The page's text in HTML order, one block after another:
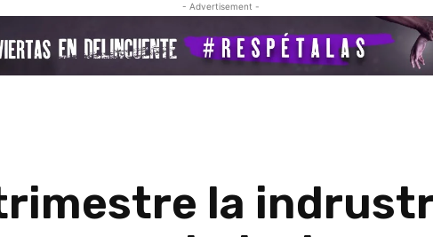
- Advertisement -